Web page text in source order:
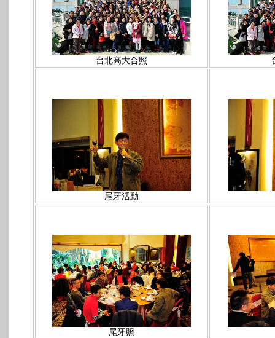
台北高大合照
尾牙活動
尾牙照